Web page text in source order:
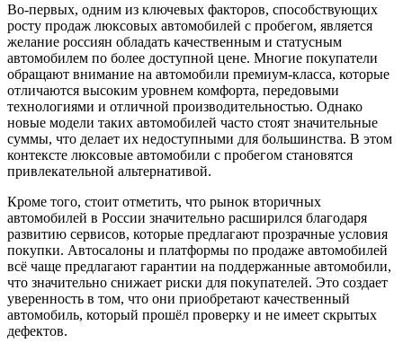
Во-первых, одним из ключевых факторов, способствующих
росту продаж люксовых автомобилей с пробегом, является
желание россиян обладать качественным и статусным
автомобилем по более доступной цене. Многие покупатели
обращают внимание на автомобили премиум-класса, которые
отличаются высоким уровнем комфорта, передовыми
технологиями и отличной производительностью. Однако
новые модели таких автомобилей часто стоят значительные
суммы, что делает их недоступными для большинства. В этом
контексте люксовые автомобили с пробегом становятся
привлекательной альтернативой.
Кроме того, стоит отметить, что рынок вторичных
автомобилей в России значительно расширился благодаря
развитию сервисов, которые предлагают прозрачные условия
покупки. Автосалоны и платформы по продаже автомобилей
всё чаще предлагают гарантии на поддержанные автомобили,
что значительно снижает риски для покупателей. Это создает
уверенность в том, что они приобретают качественный
автомобиль, который прошёл проверку и не имеет скрытых
дефектов.